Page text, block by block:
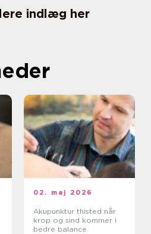
indlæg her
02. maj 2026
Akupunktur thisted når
krop og sind kommer i
bedre balance